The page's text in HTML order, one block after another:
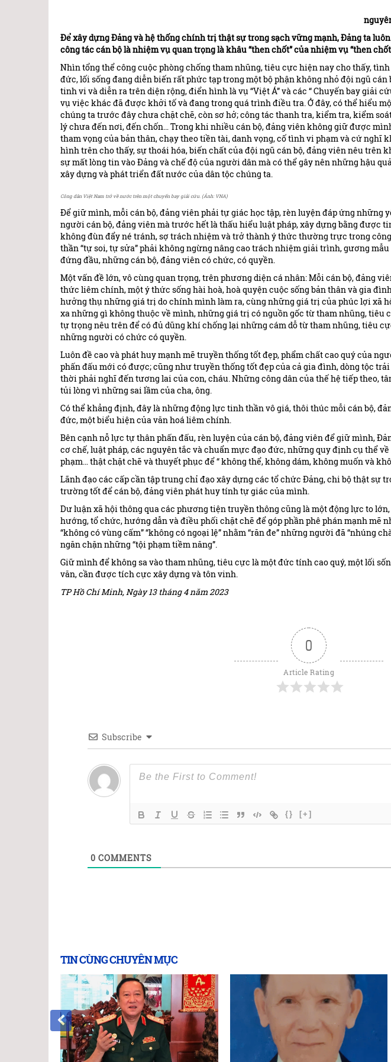
Để xây dựng Đảng và hệ thống chính trị thật sự trong sạch vững mạnh, Đảng ta
công tác cán bộ là nhiệm vụ quan trọng là khâu “then chốt” của nhiệm vụ “then
Nhìn tổng thể công cuộc phòng chống tham nhũng, tiêu cực hiện nay cho thấy,
đức, lối sống đang diễn biến rất phức tạp trong một bộ phận không nhỏ đội ngũ
tinh vi và diễn ra trên diện rộng, điển hình là vụ “Việt Á” và các “ Chuyến bay giải
vụ việc khác đã được khởi tố và đang trong quá trình điều tra. Ở đây, có thể hiểu
chúng ta trước đây chưa chặt chẽ, còn sơ hở; công tác thanh tra, kiểm tra, kiểm
lý chưa đến nơi, đến chốn… Trong khi nhiều cán bộ, đảng viên không giữ được
tham vọng của bản thân, chạy theo tiền tài, danh vọng, cố tình vi phạm và cứ nghĩ
hình trên cho thấy, sự thoái hóa, biến chất của đội ngũ cán bộ, đảng viên nêu trên
sự mất lòng tin vào Đảng và chế độ của người dân mà có thể gây nên những hậu
xây dựng và phát triển đất nước của dân tộc chúng ta.
Công dân Việt Nam trở về nước trên một chuyến bay giải cứu. (Ảnh: VNA)
Để giữ mình, mỗi cán bộ, đảng viên phải tự giác học tập, rèn luyện đáp ứng những
người cán bộ, đảng viên mà trước hết là thấu hiểu luật pháp, xây dựng bằng được
không đùn đẩy né tránh, sợ trách nhiệm và trở thành ý thức thường trực trong
thần “tự soi, tự sửa” phải không ngừng nâng cao trách nhiệm giải trình, gương
đứng đầu, những cán bộ, đảng viên có chức, có quyền.
Một vấn đề lớn, vô cùng quan trọng, trên phương diện cá nhân: Mỗi cán bộ, đảng
thức liêm chính, một ý thức sống hài hoà, hoà quyện cuộc sống bản thân và gia
hưởng thụ những giá trị do chính mình làm ra, cùng những giá trị của phúc lợi xã
xa những gì không thuộc về mình, những giá trị có nguồn gốc từ tham nhũng, tiêu
tự trọng nêu trên để có đủ dũng khí chống lại những cám dỗ từ tham nhũng, tiêu
những người có chức có quyền.
Luôn đề cao và phát huy mạnh mẽ truyền thống tốt đẹp, phẩm chất cao quý của
phấn đấu mới có được; cũng như truyền thống tốt đẹp của cả gia đình, dòng tộc
thời phải nghĩ đến tương lai của con, cháu. Những công dân của thế hệ tiếp theo,
tủi lòng vì những sai lầm của cha, ông.
Có thể khẳng định, đây là những động lực tinh thần vô giá, thôi thúc mỗi cán bộ,
đức, một biểu hiện của văn hoá liêm chính.
Bên cạnh nỗ lực tự thân phấn đấu, rèn luyện của cán bộ, đảng viên để giữ mình,
cơ chế, luật pháp, các nguyên tắc và chuẩn mực đạo đức, những quy định cụ thể
phạm… thật chặt chẽ và thuyết phục để “ không thể, không dám, không muốn và
Lãnh đạo các cấp cần tập trung chỉ đạo xây dựng các tổ chức Đảng, chi bộ thật sự
trường tốt để cán bộ, đảng viên phát huy tính tự giác của mình.
Dư luận xã hội thông qua các phương tiện truyền thông cũng là một động lực to
hướng, tổ chức, hướng dẫn và điều phối chặt chẽ để góp phần phê phán mạnh mẽ
“không có vùng cấm” “không có ngoại lệ” nhằm “răn đe” những người đã “nhúng
ngăn chặn những “tội phạm tiềm năng”.
Giữ mình để không sa vào tham nhũng, tiêu cực là một đức tính cao quý, một lối
văn, cần được tích cực xây dựng và tôn vinh.
TP Hồ Chí Minh, Ngày 13 tháng 4 năm 2023
0
Article Rating
Subscribe
{} [+]
0 COMMENTS
TIN CÙNG CHUYÊN MỤC